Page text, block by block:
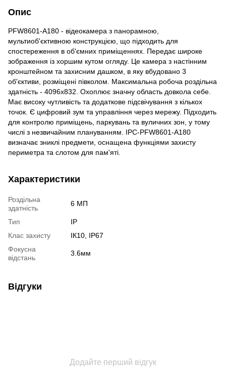
Опис
PFW8601-A180 - відеокамера з панорамною,
мультиоб'єктивною конструкцією, що підходить для
спостереження в об'ємних приміщеннях. Передає широке
зображення із хоршим кутом огляду. Це камера з настінним
кронштейном та захисним дашком, в яку вбудовано 3
об'єктиви, розміщені півколом. Максимальна робоча роздільна
здатність - 4096x832. Охоплює значну область довкола себе.
Має високу чутливість та додаткове підсвічування з кількох
точок. Є цифровий зум та управління через мережу. Підходить
для контролю приміщень, паркувань та вуличних зон, у тому
числі з незвичайним плануванням. IPC-PFW8601-A180
визначає зниклі предмети, оснащена функціями захисту
периметра та слотом для пам'яті.
Характеристики
Роздільна
здатність
6 МП
Тип
IP
Клас захисту
ІК10, IP67
Фокусна
відстань
3.6мм
Відгуки
Додайте перший відгук